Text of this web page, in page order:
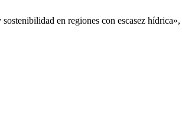
en regiones con escasez hídrica»,